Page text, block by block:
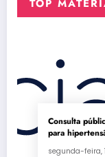
TOP
Consulta
para
segunda-feira,